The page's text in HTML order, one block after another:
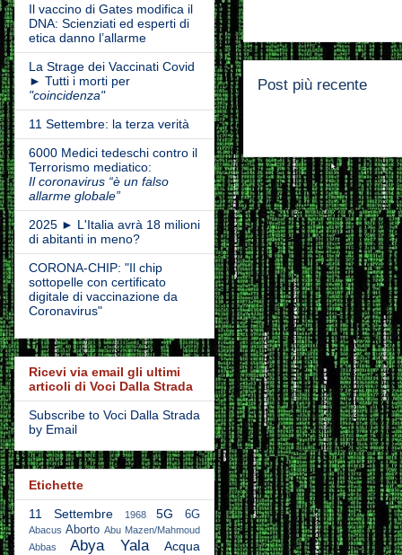
Post più recente
Il vaccino di Gates modifica il
DNA: Scienziati ed esperti di
etica danno l’allarme
La Strage dei Vaccinati Covid
► Tutti i morti per
"coincidenza"
11 Settembre: la terza verità
6000 Medici tedeschi contro il
Terrorismo mediatico:
Il coronavirus “è un falso
allarme globale”
2025 ► L'Italia avrà 18 milioni
di abitanti in meno?
CORONA-CHIP: "Il chip
sottopelle con certificato
digitale di vaccinazione da
Coronavirus"
Ricevi via email gli ultimi
articoli di Voci Dalla Strada
Subscribe to Voci Dalla Strada
by Email
Etichette
11 Settembre
1968 5G 6G
Abacus Aborto Abu Mazen/Mahmoud
Abbas
Abya Yala Acqua